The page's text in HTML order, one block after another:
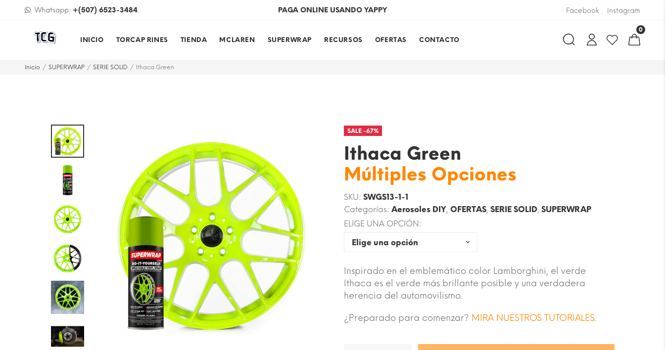
Whatsapp: +(507) 6523-3484.
ONLINE USANDO YAPPY ¡RESTAURA TUS RINES EN TORCAP! PAGA ONLINE USANDO
Facebook Instagram
INICIO TORCAP RINES TIENDA MCLAREN SUPERWRAP RECURSOS OFERTAS CONTACTO
0
Inicio SUPERWRAP SERIE SOLID Ithaca Green
SALE -67%
Ithaca Green
Múltiples Opciones
SKU: SWGS13-1-1
Categorías: Aerosoles DIY, OFERTAS, SERIE SOLID, SUPERWRAP
ELIGE UNA OPCIÓN:
Inspirado en el emblemático color Lamborghini, el verde
Ithaca es el verde más brillante posible y una verdadera
herencia del automovilismo.
¿Preparado para comenzar? MIRA NUESTROS TUTORIALES.